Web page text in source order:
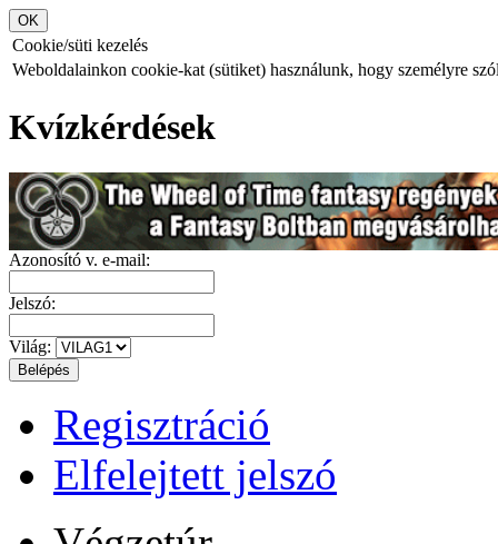
Cookie/süti kezelés
Weboldalainkon cookie-kat (sütiket) használunk, hogy személyre
Kvízkérdések
Azonosító v. e-mail:
Jelszó:
Világ:
Regisztráció
Elfelejtett jelszó